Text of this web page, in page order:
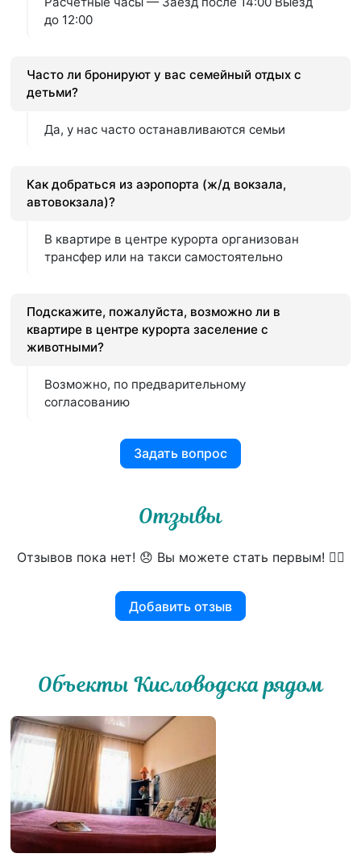
до 12:00
Часто ли бронируют у вас семейный отдых с
детьми?
Да, у нас часто останавливаются семьи
Как добраться из аэропорта (ж/д вокзала,
автовокзала)?
В квартире в центре курорта организован
трансфер или на такси самостоятельно
Подскажите, пожалуйста, возможно ли в
квартире в центре курорта заселение с
животными?
Возможно, по предварительному
согласованию
Задать вопрос
Отзывы
Отзывов пока нет! 😞 Вы можете стать первым! 👍🏻
Добавить отзыв
Объекты Кисловодска рядом